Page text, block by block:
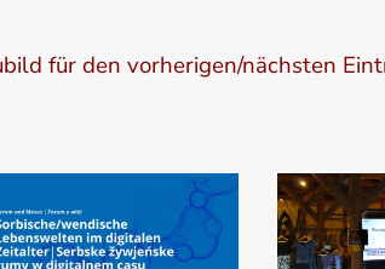
für den vorherigen/nächsten